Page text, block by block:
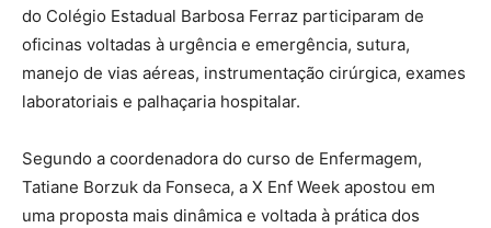
do Colégio Estadual Barbosa Ferraz participaram de
oficinas voltadas à urgência e emergência, sutura,
manejo de vias aéreas, instrumentação cirúrgica, exames
laboratoriais e palhaçaria hospitalar.
Segundo a coordenadora do curso de Enfermagem,
Tatiane Borzuk da Fonseca, a X Enf Week apostou em
uma proposta mais dinâmica e voltada à prática dos